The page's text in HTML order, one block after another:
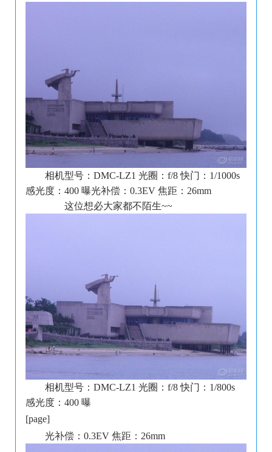
相机型号：DMC-LZ1 光圈：f/8 快门：1/1000s
感光度：400 曝光补偿：0.3EV 焦距：26mm
这位想必大家都不陌生~~
相机型号：DMC-LZ1 光圈：f/8 快门：1/800s
感光度：400 曝
[page]
光补偿：0.3EV 焦距：26mm